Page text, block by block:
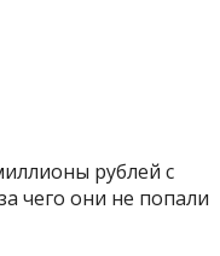
рублей с
чего они не попали